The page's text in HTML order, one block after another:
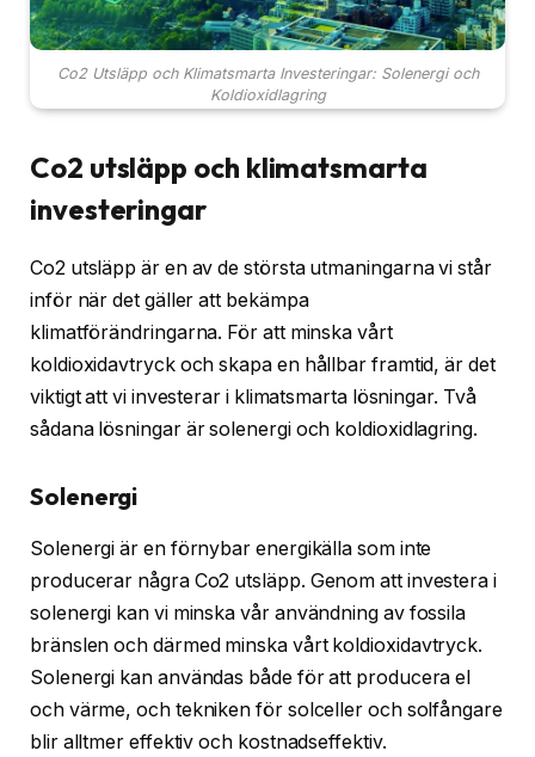
Co2 Utsläpp och Klimatsmarta Investeringar: Solenergi och
Koldioxidlagring
Co2 utsläpp och klimatsmarta
investeringar
Co2 utsläpp är en av de största utmaningarna vi står
inför när det gäller att bekämpa
klimatförändringarna. För att minska vårt
koldioxidavtryck och skapa en hållbar framtid, är det
viktigt att vi investerar i klimatsmarta lösningar. Två
sådana lösningar är solenergi och koldioxidlagring.
Solenergi
Solenergi är en förnybar energikälla som inte
producerar några Co2 utsläpp. Genom att investera i
solenergi kan vi minska vår användning av fossila
bränslen och därmed minska vårt koldioxidavtryck.
Solenergi kan användas både för att producera el
och värme, och tekniken för solceller och solfångare
blir alltmer effektiv och kostnadseffektiv.